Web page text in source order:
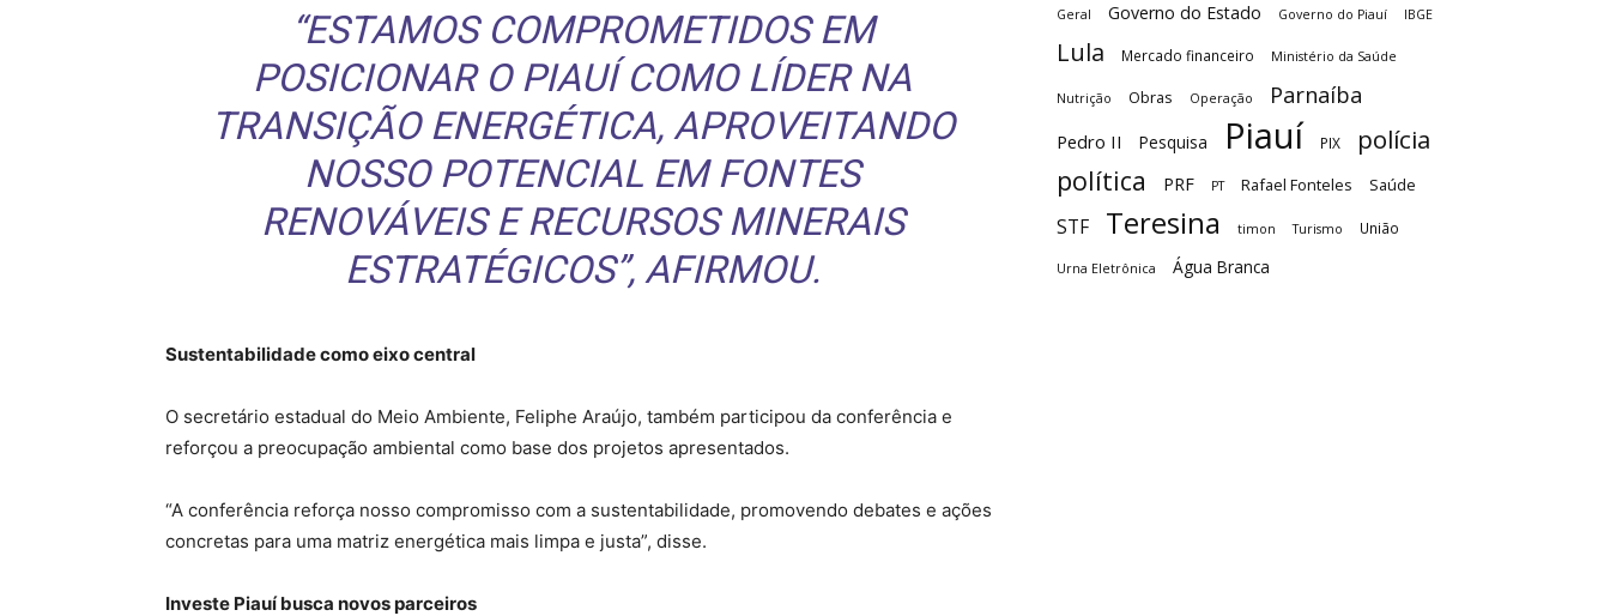
“ESTAMOS COMPROMETIDOS EM
POSICIONAR O PIAUÍ COMO LÍDER NA
TRANSIÇÃO ENERGÉTICA, APROVEITANDO
NOSSO POTENCIAL EM FONTES
RENOVÁVEIS E RECURSOS MINERAIS
ESTRATÉGICOS”, AFIRMOU.
Sustentabilidade como eixo central
O secretário estadual do Meio Ambiente, Feliphe Araújo, também participou da conferência e
reforçou a preocupação ambiental como base dos projetos apresentados.
“A conferência reforça nosso compromisso com a sustentabilidade, promovendo debates e ações
concretas para uma matriz energética mais limpa e justa”, disse.
Investe Piauí busca novos parceiros
Geral Governo do Estado Governo do Piauí IBGE
Lula Mercado financeiro Ministério da Saúde
Nutrição Obras Operação Parnaíba
Pedro II Pesquisa Piauí PIX polícia
política PRF PT Rafael Fonteles Saúde
STF Teresina timon Turismo União
Urna Eletrônica Água Branca